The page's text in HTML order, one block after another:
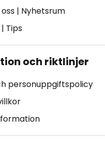
| Nyhetsrum
| Tips
och riktlinjer
personuppgiftspolicy